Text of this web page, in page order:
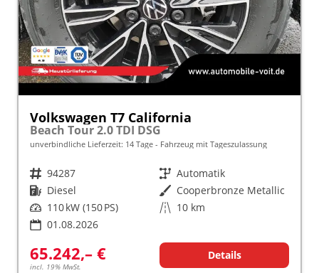
Volkswagen T7 California
Beach Tour 2.0 TDI DSG
unverbindliche Lieferzeit: 14 Tage Fahrzeug mit Tageszulassung
Fahrzeugnr. 94287 Getriebe Automatik
Kraftstoff Diesel Außenfarbe Cooperbronze Metallic
Leistung 110 kW (150 PS) Kilometerstand 10 km
01.08.2026
65.242,– €
incl. 19% MwSt.
Details